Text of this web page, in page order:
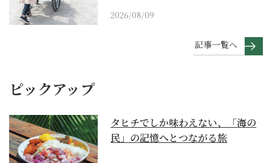
2026/08/09
記事一覧へ
ピックアップ
タヒチでしか味わえない、「海の
民」の記憶へとつながる旅